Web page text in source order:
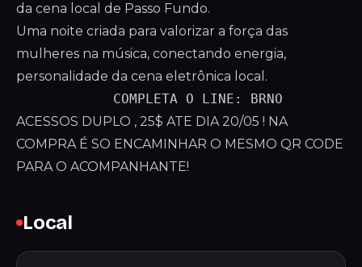
da cena local de Passo Fundo.
Uma noite criada para valorizar a força das
mulheres na música, conectando energia,
personalidade da cena eletrônica local.
ACESSOS DUPLO , 25$ ATE DIA 20/05 ! NA
COMPRA É SO ENCAMINHAR O MESMO QR CODE
PARA O ACOMPANHANTE!
Local